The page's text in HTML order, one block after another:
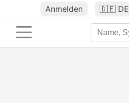
Anmelden 🇩🇪 DE